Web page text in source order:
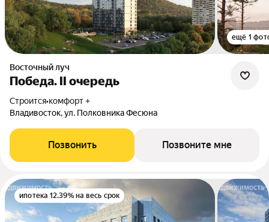
ещё 1
Восточный луч
Победа. II очередь
Строится•комфорт +
Владивосток, ул. Полковника Фесюна
Позвонить Позвоните мне
ипотека 12.39% на весь срок